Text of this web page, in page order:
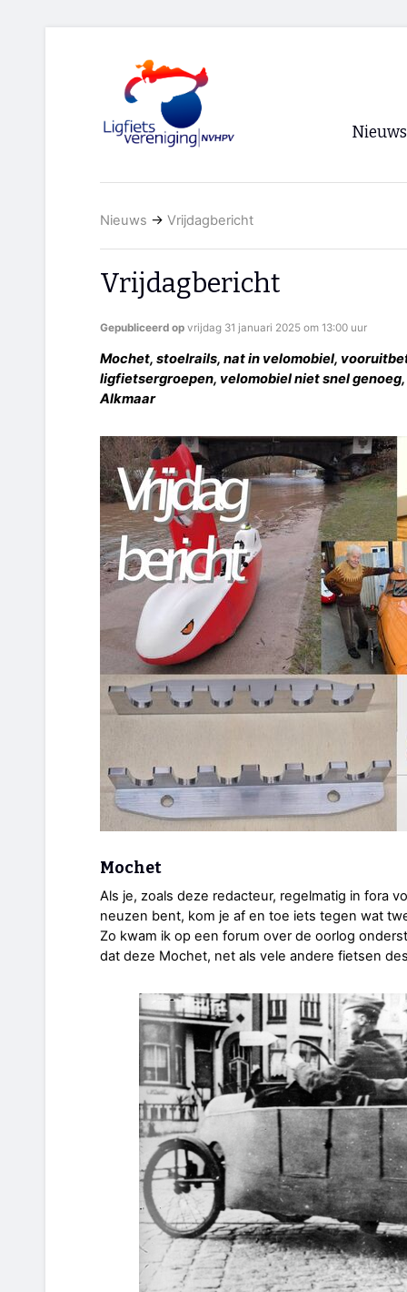
Nieuws
Nieuws → Vrijdagbericht
Vrijdagbericht
Gepubliceerd op vrijdag 31 januari 2025 om 13:00 uur
Mochet, stoelrails, nat in velomobiel,
ligfietsergroepen, velomobiel niet snel
Alkmaar
Mochet
Als je, zoals deze redacteur, regelmatig in fora
neuzen bent, kom je af en toe iets tegen wat
Zo kwam ik op een forum over de oorlog
dat deze Mochet, net als vele andere fietsen